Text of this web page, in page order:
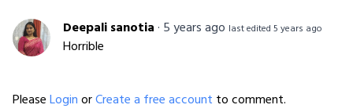
Deepali sanotia· 5 years ago last edited 5 years ago
Horrible
PleaseLoginorCreate a free account to comment.